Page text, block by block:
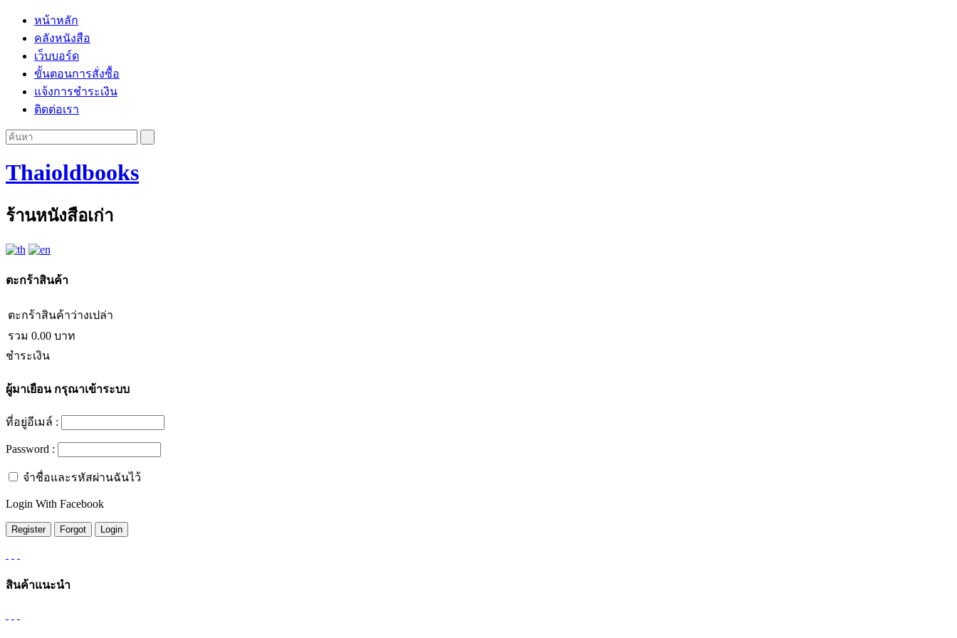
หน้าหลัก
คลังหนังสือ
เว็บบอร์ด
ขั้นตอนการสั่งซื้อ
แจ้งการชำระเงิน
ติดต่อเรา
Thaioldbooks
ร้านหนังสือเก่า
ตะกร้าสินค้า
ตะกร้าสินค้าว่างเปล่า
รวม 0.00 บาท
ชำระเงิน
ผู้มาเยือนกรุณาเข้าระบบ
ที่อยู่อีเมล์ :
Password :
จำชื่อและรหัสผ่านฉันไว้
Login With Facebook
สินค้าแนะนำ